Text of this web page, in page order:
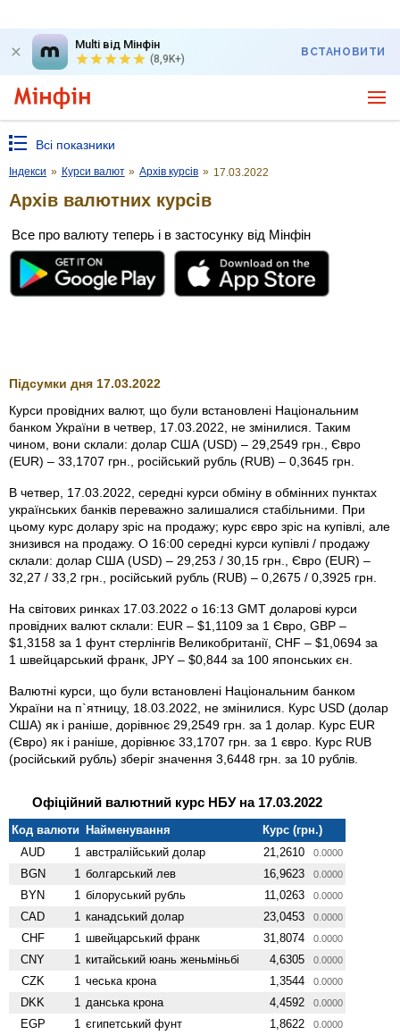
Multi від Мінфін
(8,9K+)
ВСТАНОВИТИ
Всі показники
Індекси » Курси валют » Архів курсів » 17.03.2022
Архів валютних курсів
Все про валюту теперь і в застосунку від Мінфін
Підсумки дня 17.03.2022
Курси провідних валют, що були встановлені Національним
банком України в четвер, 17.03.2022, не змінилися. Таким
чином, вони склали: долар США (USD) – 29,2549 грн., Євро
(EUR) – 33,1707 грн., російський рубль (RUB) – 0,3645 грн.
В четвер, 17.03.2022, середні курси обміну в обмінних пунктах
українських банків переважно залишалися стабільними. При
цьому курс долару зріс на продажу; курс євро зріс на купівлі, але
знизився на продажу. О 16:00 середні курси купівлі / продажу
склали: долар США (USD) – 29,253 / 30,15 грн., Євро (EUR) –
32,27 / 33,2 грн., російський рубль (RUB) – 0,2675 / 0,3925 грн.
На світових ринках 17.03.2022 о 16:13 GMT доларові курси
провідних валют склали: EUR – $1,1109 за 1 Євро, GBP –
$1,3158 за 1 фунт стерлінгів Велико­британії, CHF – $1,0694 за
1 швейцарський франк, JPY – $0,844 за 100 японських єн.
Валютні курси, що були встановлені Національним банком
України на п`ятницу, 18.03.2022, не змінилися. Курс USD (долар
США) як і раніше, дорівнює 29,2549 грн. за 1 долар. Курс EUR
(Євро) як і раніше, дорівнює 33,1707 грн. за 1 євро. Курс RUB
(російський рубль) зберіг значення 3,6448 грн. за 10 рублів.
Офіційний валютний курс НБУ на 17.03.2022
Код валюти Найменування
Курс (грн.)
AUD
1 австралійський долар 21,2610 0.0000
BGN 1 болгарський лев 16,9623 0.0000
BYN 1 білоруський рубль 11,0263 0.0000
CAD 1 канадський долар 23,0453 0.0000
CHF 1 швейцарський франк 31,8074 0.0000
CNY 1 китайський юань женьмiньбi 4,6305 0.0000
CZK 1 чеська крона 1,3544 0.0000
DKK 1 данська крона 4,4592 0.0000
EGP 1 єгипетський фунт 1,8622 0.0000